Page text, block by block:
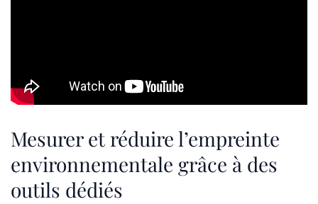
Mesurer et réduire l’empreinte
environnementale grâce à des
outils dédiés